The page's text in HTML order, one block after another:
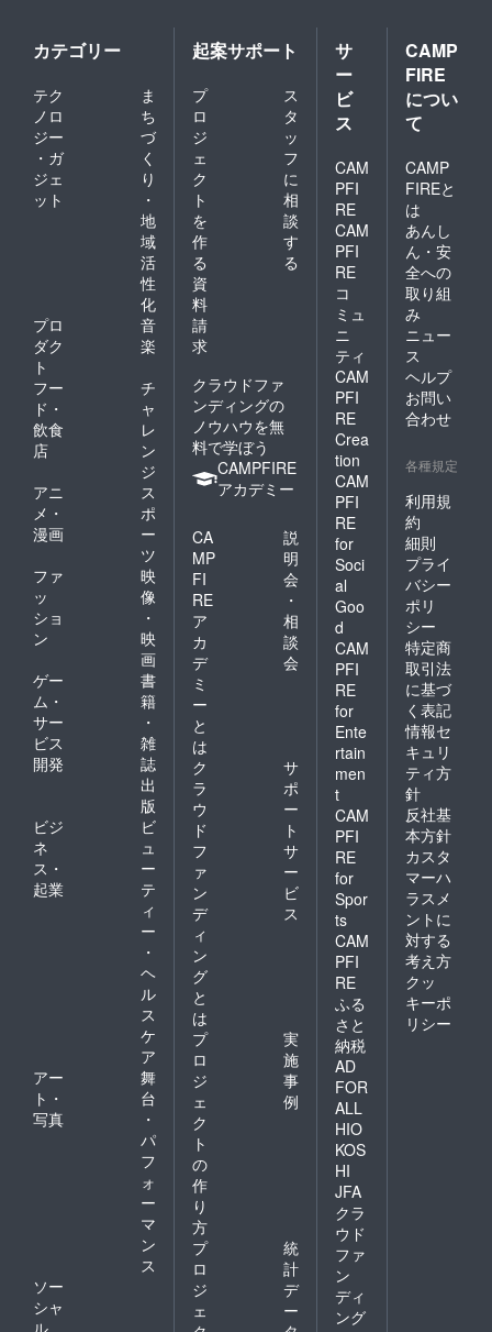
いま
せ。
カテゴリー
テク
ノロ
ジー
・ガ
ジェ
ット
ま
ち
づ
く
り
・
地
域
活
性
化
プロ
ダク
ト
音
楽
フー
ド・
飲食
店
チ
ャ
レ
ン
ジ
アニ
メ・
漫画
ス
ポ
ー
ツ
ファ
ッ
ショ
ン
映
像
・
映
画
ゲー
ム・
サー
ビス
開発
書
籍
・
雑
誌
出
版
ビジ
ネ
ス・
起業
ビ
ュ
ー
テ
ィ
ー
・
ヘ
ル
ス
ケ
ア
アー
ト・
写真
舞
台
・
パ
フ
ォ
ー
マ
ン
ス
ソー
シャ
起案サポート
プ
ロ
ジ
ェ
ク
ト
を
作
る
ス
タ
ッ
フ
に
相
談
す
る
資
料
請
求
クラウドファ
ンディングの
ノウハウを無
料で学ぼう
CAMPFIRE
アカデミー
CA
MP
FI
RE
ア
カ
デ
ミ
ー
と
は
説
明
会
・
相
談
会
ク
ラ
ウ
ド
フ
ァ
ン
デ
ィ
ン
グ
と
は
サ
ポ
ー
ト
サ
ー
ビ
ス
プ
ロ
ジ
ェ
ク
ト
の
作
り
方
実
施
事
例
プ
ロ
ジ
ェ
統
計
デ
ー
サ
ー
ビ
ス
CAM
PFI
RE
CAM
PFI
RE
コ
ミュ
ニ
ティ
CAM
PFI
RE
Crea
tion
CAM
PFI
RE
for
Soci
al
Goo
d
CAM
PFI
RE
for
Ente
rtain
men
t
CAM
PFI
RE
for
Spor
ts
CAM
PFI
RE
ふる
さと
納税
AD
FOR
ALL
HIO
KOS
HI
JFA
クラ
ウド
ファ
ン
ディ
ング
CAMP
FIRE
につい
て
CAMP
FIREと
は
あんし
ん・安
全への
取り組
み
ニュー
ス
ヘルプ
お問い
合わせ
各種規定
利用規
約
細則
プライ
バシー
ポリ
シー
特定商
取引法
に基づ
く表記
情報セ
キュリ
ティ方
針
反社基
本方針
カスタ
マーハ
ラスメ
ントに
対する
考え方
クッ
キーポ
リシー